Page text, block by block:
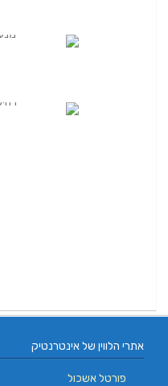
אתרי הלווין של אינטרנטיק
פורטל אשכול